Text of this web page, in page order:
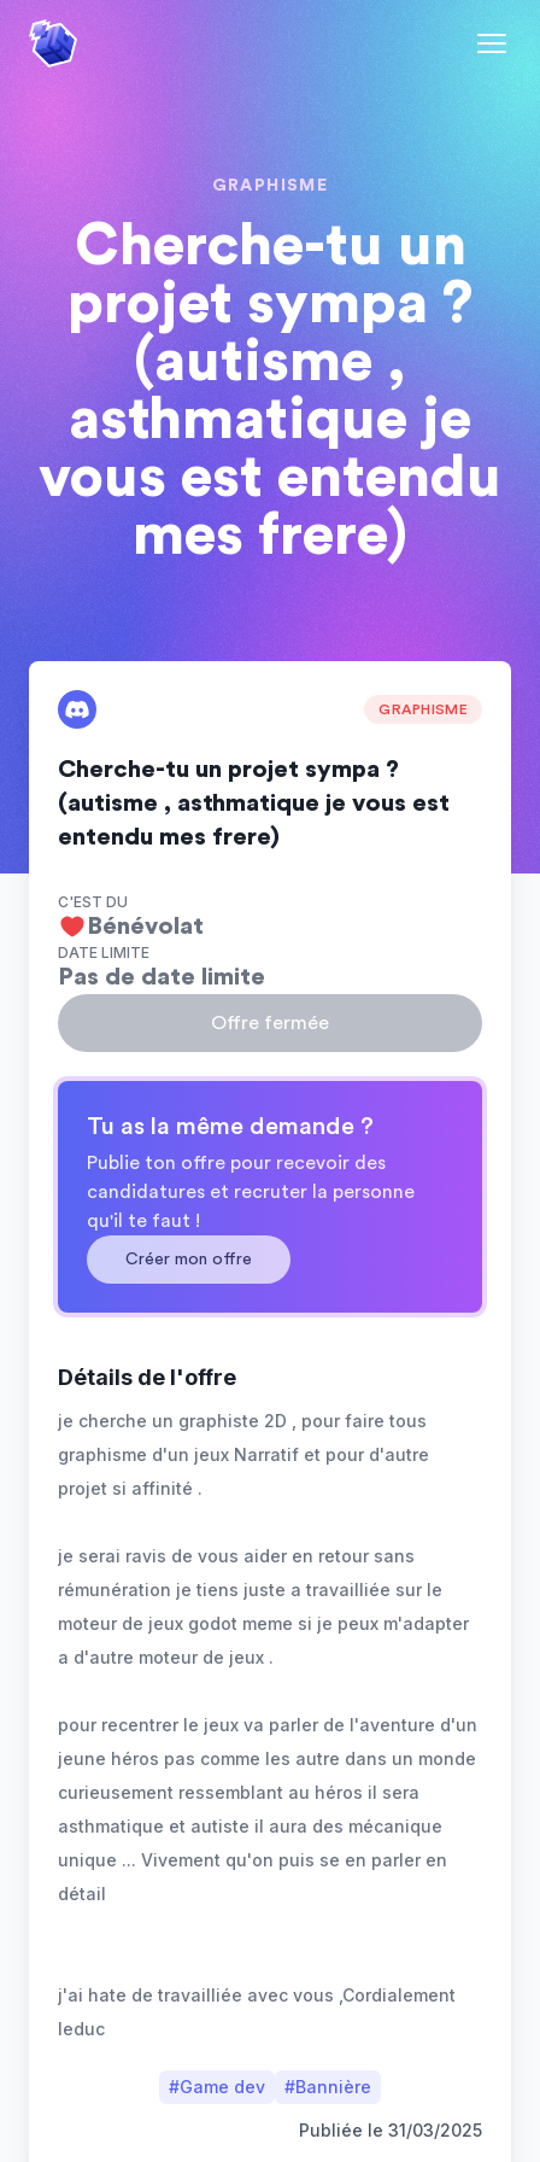
GRAPHISME
Cherche-tu un
projet sympa ?
(autisme ,
asthmatique je
vous est entendu
mes frere)
GRAPHISME
Cherche-tu un projet sympa ?
(autisme , asthmatique je vous est
entendu mes frere)
C'EST DU
Bénévolat
DATE LIMITE
Pas de date limite
Offre fermée
Tu as la même demande ?
Publie ton offre pour recevoir des
candidatures et recruter la personne
qu'il te faut !
Créer mon offre
Détails de l'offre
je cherche un graphiste 2D , pour faire tous
graphisme d'un jeux Narratif et pour d'autre
projet si affinité .
je serai ravis de vous aider en retour sans
rémunération je tiens juste a travailliée sur le
moteur de jeux godot meme si je peux m'adapter
a d'autre moteur de jeux .
pour recentrer le jeux va parler de l'aventure d'un
jeune héros pas comme les autre dans un monde
curieusement ressemblant au héros il sera
asthmatique et autiste il aura des mécanique
unique ... Vivement qu'on puis se en parler en
détail
j'ai hate de travailliée avec vous ,Cordialement
#Game dev #Bannière
Publiée le 31/03/2025